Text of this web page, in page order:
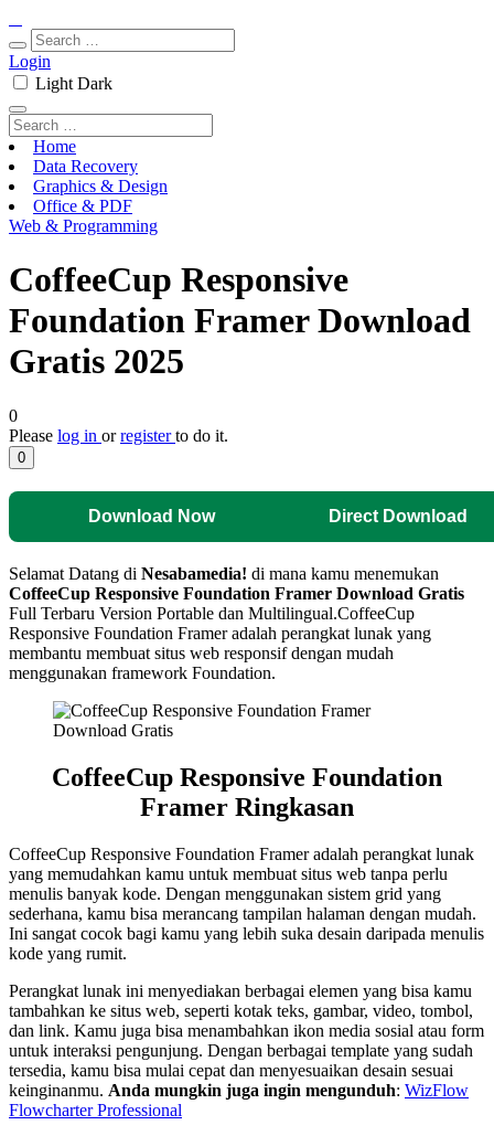
Login
Light Dark
Home
Data Recovery
Graphics & Design
Office & PDF
Web & Programming
CoffeeCup Responsive
Foundation Framer Download
Gratis 2025
0
Please log in orregisterto do it.
0
Download Now Direct Download
Selamat Datang di Nesabamedia! di mana kamu menemukan
CoffeeCup Responsive Foundation Framer Download Gratis
Full Terbaru Version Portable dan Multilingual.CoffeeCup
Responsive Foundation Framer adalah perangkat lunak yang
membantu membuat situs web responsif dengan mudah
menggunakan framework Foundation.
CoffeeCup Responsive Foundation
Framer Ringkasan
CoffeeCup Responsive Foundation Framer adalah perangkat lunak
yang memudahkan kamu untuk membuat situs web tanpa perlu
menulis banyak kode. Dengan menggunakan sistem grid yang
sederhana, kamu bisa merancang tampilan halaman dengan mudah.
Ini sangat cocok bagi kamu yang lebih suka desain daripada menulis
kode yang rumit.
Perangkat lunak ini menyediakan berbagai elemen yang bisa kamu
tambahkan ke situs web, seperti kotak teks, gambar, video, tombol,
dan link. Kamu juga bisa menambahkan ikon media sosial atau form
untuk interaksi pengunjung. Dengan berbagai template yang sudah
tersedia, kamu bisa mulai cepat dan menyesuaikan desain sesuai
keinginanmu. Anda mungkin juga ingin mengunduh: WizFlow
Flowcharter Professional